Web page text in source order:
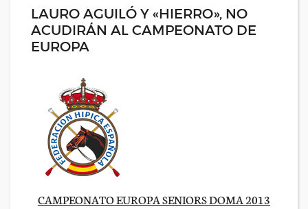
LAURO AGUILÓ Y «HIERRO», NO
ACUDIRÁN AL CAMPEONATO DE
EUROPA
CAMPEONATO EUROPA SENIORS DOMA 2013